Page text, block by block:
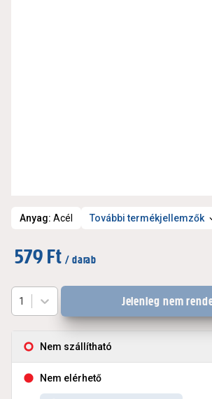
Anyag: Acél További termékjellemzők
579 Ft / darab
Nem szállítható
Nem elérhető
1 Jelenleg nem